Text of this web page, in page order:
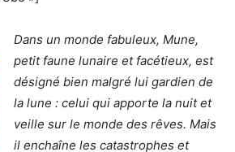
Dans un monde fabuleux, Mune,
petit faune lunaire et facétieux, est
désigné bien malgré lui gardien de
la lune : celui qui apporte la nuit et
veille sur le monde des rêves. Mais
il enchaîne les catastrophes et